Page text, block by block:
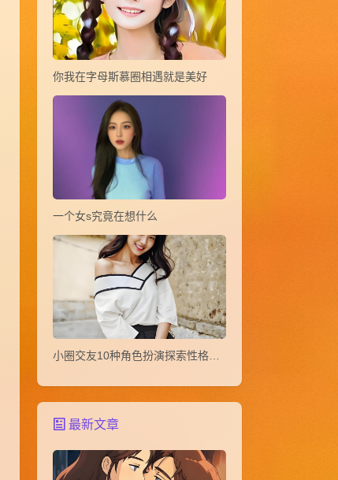
你我在字母斯慕圈相遇就是美好
一个女s究竟在想什么
最新文章